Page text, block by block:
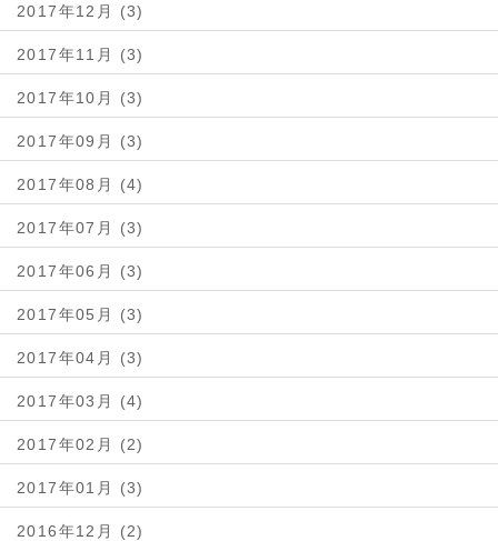
2017年12月 (3)
2017年11月 (3)
2017年10月 (3)
2017年09月 (3)
2017年08月 (4)
2017年07月 (3)
2017年06月 (3)
2017年05月 (3)
2017年04月 (3)
2017年03月 (4)
2017年02月 (2)
2017年01月 (3)
2016年12月 (2)